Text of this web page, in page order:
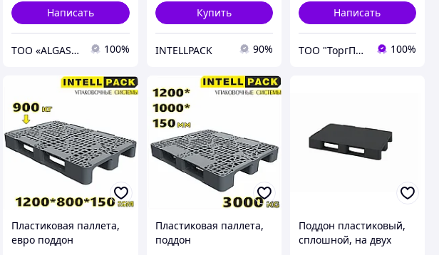
Написать
ТОО «ALGASHQY ADYM» ЖШС (ГРУППА КОМПАНИЙ VERMI GASTRO MASCHINEN) 100%
Купить
INTELLPACK 90%
Написать
ТОО "ТоргПром" 100%
Пластиковая паллета,
евро поддон
Пластиковая паллета,
поддон
Поддон пластиковый,
сплошной, на двух